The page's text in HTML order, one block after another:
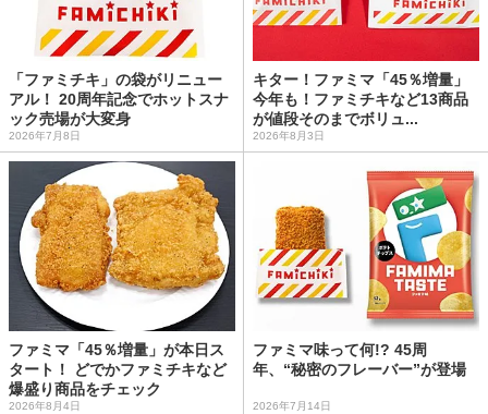
「ファミチキ」の袋がリニュー
アル！ 20周年記念でホットスナ
ック売場が大変身
2026年7月8日
キター！ファミマ「45％増量」
今年も！ファミチキなど13商品
が値段そのまでボリュ...
2026年8月3日
ファミマ「45％増量」が本日ス
タート！ どでかファミチキなど
爆盛り商品をチェック
2026年8月4日
ファミマ味って何!? 45周
年、“秘密のフレーバー”が登場
2026年7月14日